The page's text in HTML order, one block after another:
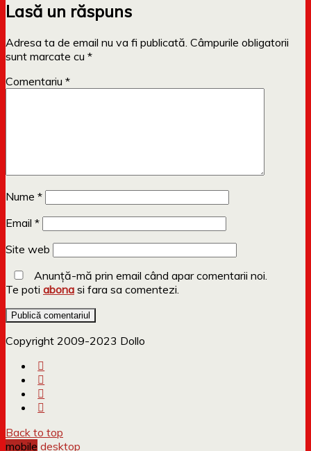
Lasă un răspuns
Adresa ta de email nu va fi publicată. Câmpurile obligatorii
sunt marcate cu *
Comentariu *
Nume *
Email *
Site web
Anunță-mă prin email când apar comentarii noi.
Te poti abona si fara sa comentezi.
Copyright 2009-2023 Dollo
Back to top
mobile desktop